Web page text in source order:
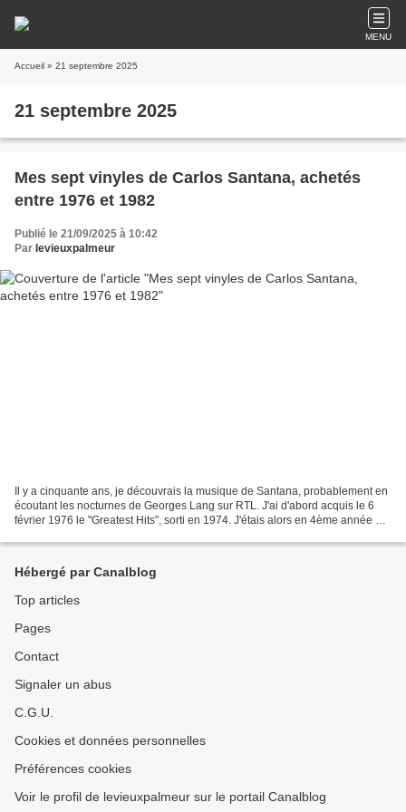
MENU
Accueil » 21 septembre 2025
21 septembre 2025
Mes sept vinyles de Carlos Santana, achetés
entre 1976 et 1982
Publié le 21/09/2025 à 10:42
Par levieuxpalmeur
Il y a cinquante ans, je découvrais la musique de Santana, probablement en
écoutant les nocturnes de Georges Lang sur RTL. J'ai d'abord acquis le 6
février 1976 le "Greatest Hits", sorti en 1974. J'étais alors en 4ème année de
Hébergé par Canalblog
Top articles
Pages
Contact
Signaler un abus
C.G.U.
Cookies et données personnelles
Préférences cookies
Voir le profil de levieuxpalmeur sur le portail Canalblog